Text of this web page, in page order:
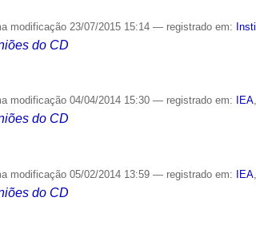
modificação 23/07/2015 15:14— registrado em:
do CD
modificação 04/04/2014 15:30— registrado em: IEA,
do CD
modificação 05/02/2014 13:59— registrado em: IEA,
do CD